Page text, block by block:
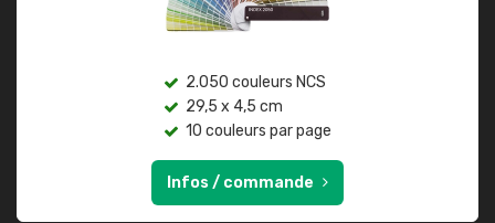
2.050 couleurs NCS
29,5 x 4,5 cm
10 couleurs par page
Infos / commande